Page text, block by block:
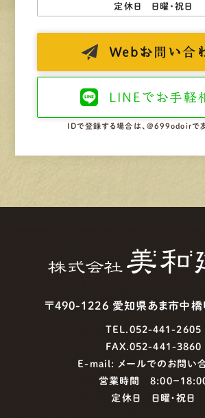
定休日 日曜・祝日
Web お問い合
LINEで お手軽
IDで登録する場合は、@699odoirで
〒490-1226 愛知県あま市中
TEL.052-441-2605
FAX.052-441-3860
E-mail: メールでのお問い
営業時間
定休日 日曜・祝日